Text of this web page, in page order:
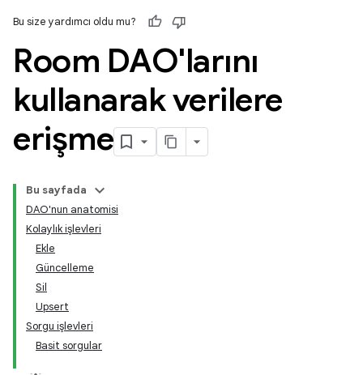
Bu size yardımcı oldu mu?
Room DAO'larını
kullanarak verilere
erişme
Bu sayfada
DAO'nun anatomisi
Kolaylık işlevleri
Ekle
Güncelleme
Sil
Upsert
Sorgu işlevleri
Basit sorgular